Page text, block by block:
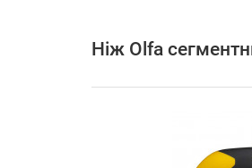
Ніж Olfa